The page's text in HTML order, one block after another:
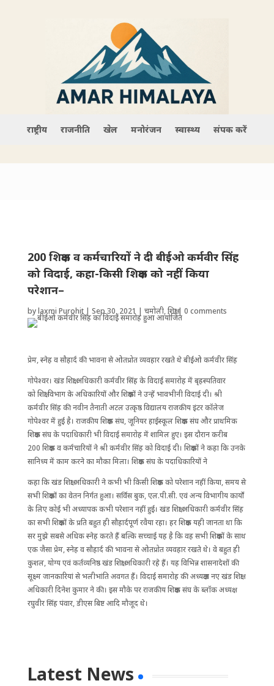
राष्ट्रीय राजनीति खेल मनोरंजन स्वास्थ्य संपर्क करें
200 शिक्षक व कर्मचारियों ने दी बीईओ कर्मवीर सिंह
को विदाई, कहा-किसी शिक्षक को नहीं किया
परेशान–
bylaxmi Purohit| Sep 30, 2021 | चमोली,शिक्षा| 0 comments
प्रेम, स्नेह व सौहार्द की भावना से ओतप्रोत व्यवहार रखते थे बीईओ कर्मवीर सिंह
गोपेश्वर। खंड शिक्षा अधिकारी कर्मवीर सिंह के विदाई समारोह में बृहस्पतिवार
को शिक्षा विभाग के अधिकारियों और शिक्षकों ने उन्हें भावभीनी विदाई दी। श्री
कर्मवीर सिंह की नवीन तैनाती अटल उत्कृष्ठ विद्यालय राजकीय इंटर कॉलेज
गोपेश्वर में हुई है। राजकीय शिक्षक संघ, जूनियर हाईस्कूल शिक्षक संघ और प्राथमिक
शिक्षक संघ के पदाधिकारी भी विदाई समारोह में शामिल हुए। इस दौरान करीब
200 शिक्षक व कर्मचारियों ने श्री कर्मवीर सिंह को विदाई दी। शिक्षकों ने कहा कि उनके
सानिध्य में काम करने का मौका मिला। शिक्षक संघ के पदाधिकारियों ने
कहा कि खंड शिक्षा अधिकारी ने कभी भी किसी शिक्षक को परेशान नहीं किया, समय से
सभी शिक्षकों का वेतन निर्गत हुआ। सर्विस बुक, एल.पी.सी. एवं अन्य विभागीय कार्यों
के लिए कोई भी अध्यापक कभी परेशान नहीं हुई। खंड शिक्षा अधिकारी कर्मवीर सिंह
का सभी शिक्षकों के प्रति बहुत ही सौहार्दपूर्ण रवैया रहा। हर शिक्षक यही जानता था कि
सर मुझे सबसे अधिक स्नेह करते हैं बल्कि सच्चाई यह है कि वह सभी शिक्षकों के साथ
एक जैसा प्रेम, स्नेह व सौहार्द की भावना से ओतप्रोत व्यवहार रखते थे। वे बहुत ही
कुशल, योग्य एवं कर्तव्यनिष्ठ खंड शिक्षा अधिकारी रहे हैं। यह विभिन्न शासनादेशों की
सूक्ष्म जानकारियां से भलीभांति अवगत हैं। विदाई समारोह की अध्यक्षता नए खंड शिक्षा
अधिकारी दिनेश कुमार ने की। इस मौके पर राजकीय शिक्षक संघ के ब्लॉक अध्यक्ष
रघुवीर सिंह पंवार, डीएस बिष्ट अ‌ादि मौजूद थे।
Latest News